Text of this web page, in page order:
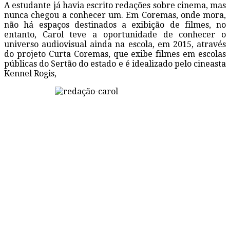
A estudante já havia escrito redações sobre cinema, mas
nunca chegou a conhecer um. Em Coremas, onde mora,
não há espaços destinados a exibição de filmes, no
entanto, Carol teve a oportunidade de conhecer o
universo audiovisual ainda na escola, em 2015, através
do projeto Curta Coremas, que exibe filmes em escolas
públicas do Sertão do estado e é idealizado pelo cineasta
Kennel Rogis,